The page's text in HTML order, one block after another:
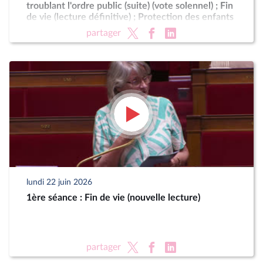
troublant l'ordre public (suite) (vote solennel) ; Fin
de vie (lecture définitive) ; Protection des enfants
partager
lundi 22 juin 2026
1ère séance : Fin de vie (nouvelle lecture)
partager